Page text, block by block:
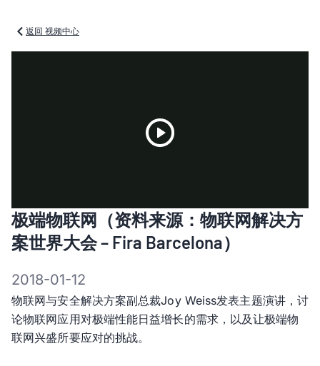
返回 视频中心
Video
极端物联网（资料来源：物联网解决方
案世界大会 – Fira Barcelona）
2018-01-12
物联网与安全解决方案副总裁Joy Weiss发表主题演讲，讨
论物联网应用对极端性能日益增长的需求，以及让极端物
联网兴盛所要应对的挑战。